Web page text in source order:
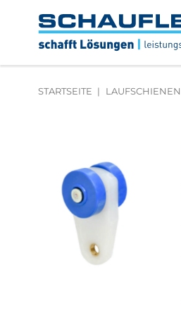
Hauptnavigation
Footernavigation
Logo
verlinkt
zur
STARTSEITE LAUFSCHIENEN
überspringen